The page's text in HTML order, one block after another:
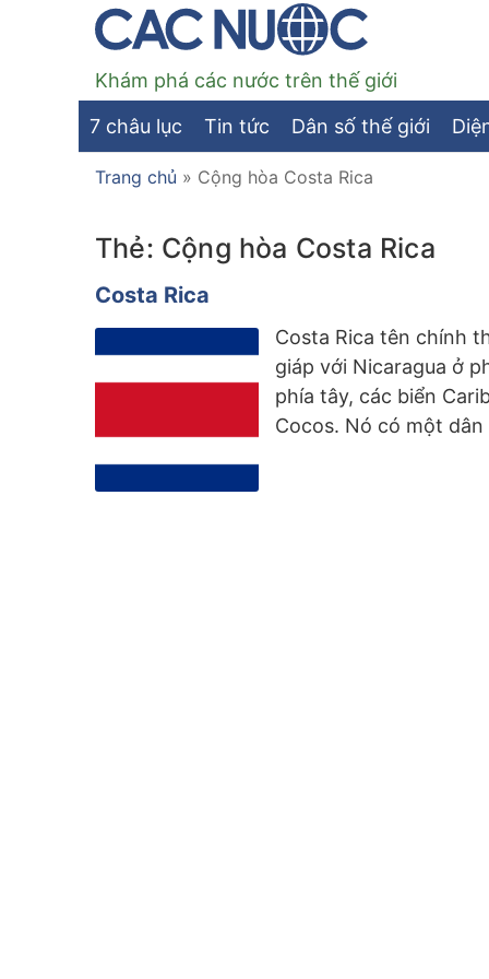
Khám phá các nước trên thế giới
7 châu lục Tin tức Dân số thế giới
Trang chủ » Cộng hòa Costa Rica
Thẻ: Cộng hòa Costa Rica
Costa Rica
Costa Rica tên chính
giáp với Nicaragua ở
phía tây, các biển
Cocos. Nó có một